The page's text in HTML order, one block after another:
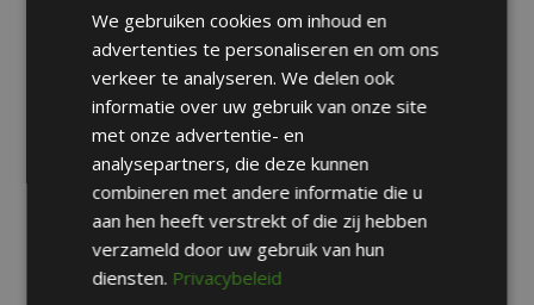
ontdek de mogelijkheden...
Recent Posts
Ontdek ons model appartement
Groene oase in de stad: wonen in Motown Parc in
We gebruiken cookies om inhoud en
advertenties te personaliseren en om ons
verkeer te analyseren. We delen ook
informatie over uw gebruik van onze site
met onze advertentie- en
analysepartners, die deze kunnen
combineren met andere informatie die u
aan hen heeft verstrekt of die zij hebben
verzameld door uw gebruik van hun
diensten. Privacybeleid